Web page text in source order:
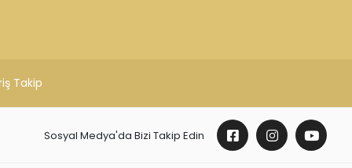
Takip
Sosyal Medya'da Bizi Takip Edin